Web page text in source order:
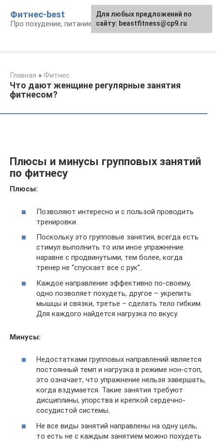
контенту
Фитнес-best
Про похудение, питание и фитнес
Главная » Фитнес
Что дают женщине регулярные занятия
фитнесом?
Плюсы и минусы групповых занятий
по фитнесу
Плюсы:
Позволяют интересно и с пользой проводить
тренировки.
Поскольку это групповые занятия, всегда есть
стимул выполнить то или иное упражнение
наравне с продвинутыми, тем более, когда
тренер не “спускает все с рук”.
Каждое направление эффективно по-своему,
одно позволяет похудеть, другое – укрепить
мышцы и связки, третье – сделать тело гибким.
Для каждого найдется нагрузка по вкусу.
Минусы:
Недостатками групповых направлений является
постоянный темп и нагрузка в режиме нон-стоп,
это означает, что упражнение нельзя завершать,
когда вздумается. Такие занятия требуют
дисциплины, упорства и крепкой сердечно-
сосудистой системы.
Не все виды занятий направлены на одну цель,
то есть не с каждым занятием можно похудеть
Для любых предложений по
сайту: beastfitness@cp9.ru